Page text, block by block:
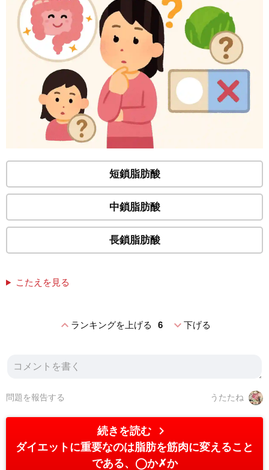
短鎖脂肪酸
中鎖脂肪酸
長鎖脂肪酸
こたえを見る
expand_lessランキングを上げる 6 expand_more下げる
うたたね
問題を報告する
続きを読む chevron_right
ダイエットに重要なのは脂肪を筋肉に変えること
である、◯か✗か